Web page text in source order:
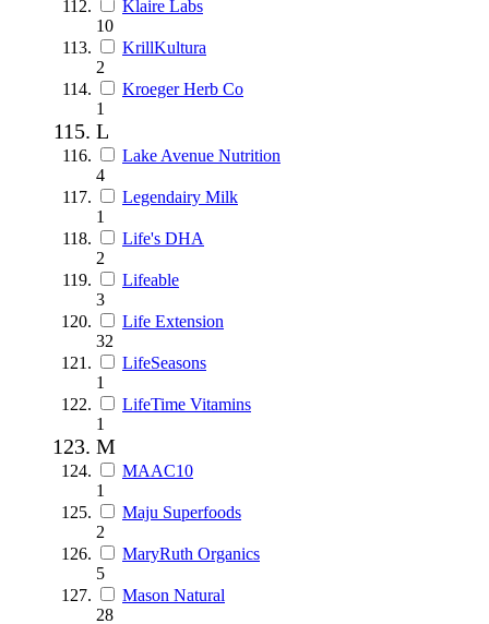
Klaire Labs
10
KrillKultura
2
Kroeger Herb Co
1
L
Lake Avenue Nutrition
4
Legendairy Milk
1
Life's DHA
2
Lifeable
3
Life Extension
32
LifeSeasons
1
LifeTime Vitamins
1
M
MAAC10
1
Maju Superfoods
2
MaryRuth Organics
5
Mason Natural
28